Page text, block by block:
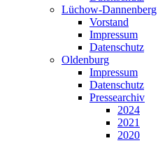
Lüchow-Dannenberg
Vorstand
Impressum
Datenschutz
Oldenburg
Impressum
Datenschutz
Pressearchiv
2024
2021
2020